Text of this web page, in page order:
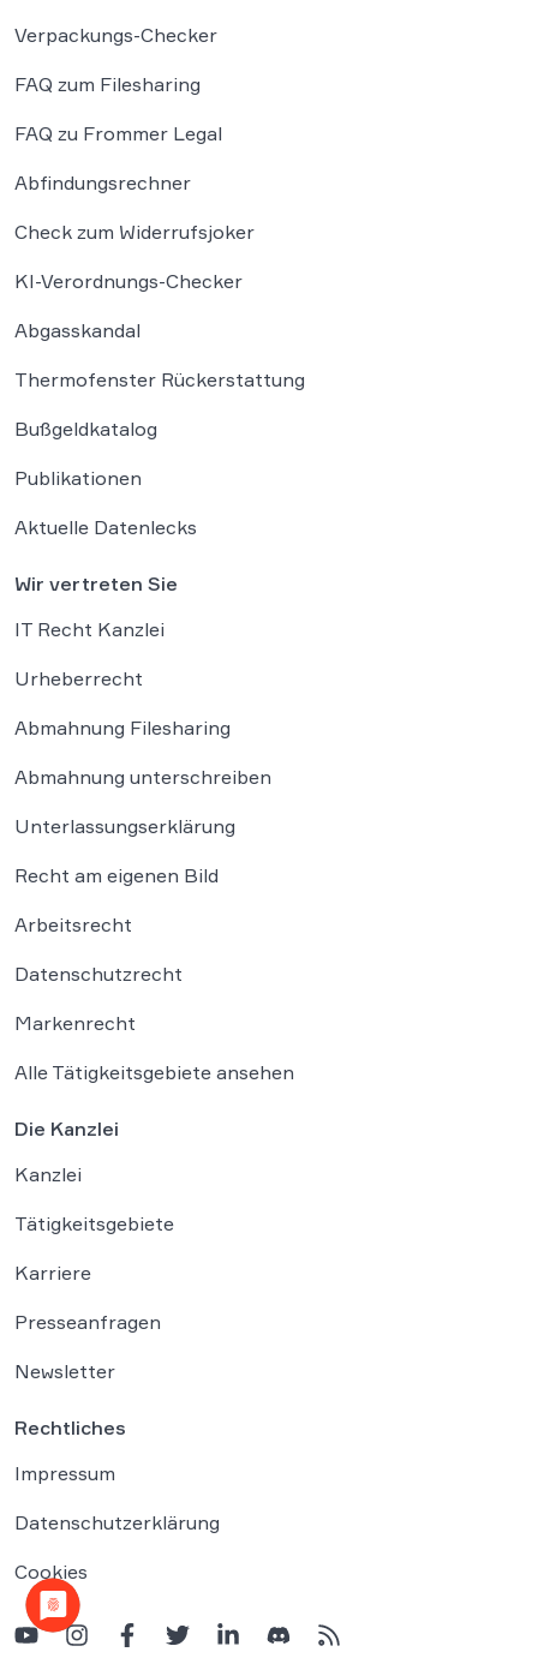
Verpackungs-Checker
FAQ zum Filesharing
FAQ zu Frommer Legal
Abfindungsrechner
Check zum Widerrufsjoker
KI-Verordnungs-Checker
Abgasskandal
Thermofenster Rückerstattung
Bußgeldkatalog
Publikationen
Aktuelle Datenlecks
Wir vertreten Sie
IT Recht Kanzlei
Urheberrecht
Abmahnung Filesharing
Abmahnung unterschreiben
Unterlassungserklärung
Recht am eigenen Bild
Arbeitsrecht
Datenschutzrecht
Markenrecht
Alle Tätigkeitsgebiete ansehen
Die Kanzlei
Kanzlei
Tätigkeitsgebiete
Karriere
Presseanfragen
Newsletter
Rechtliches
Impressum
Datenschutzerklärung
Cookies